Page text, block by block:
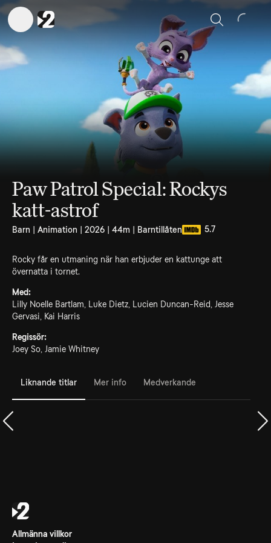
Sök
Paw Patrol Special: Rockys
katt-astrof
Barn | Animation | 2026 | 44m | Barntillåten 5.7
Rocky får en utmaning när han erbjuder en kattunge att
övernatta i tornet.
Med:
Lilly Noelle Bartlam, Luke Dietz, Lucien Duncan-Reid, Jesse
Gervasi, Kai Harris
Regissör:
Joey So, Jamie Whitney
Liknande titlar Mer info Medverkande
Allmänna villkor